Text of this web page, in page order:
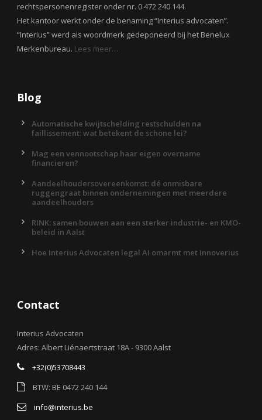
rechtspersonenregister onder nr. 0 472 240 144.
Het kantoor werkt onder de benaming “Interius advocaten”.
“Interius” werd als woordmerk gedeponeerd bij het Benelux
Merkenbureau. Lees meer…
Blog
Automatische kwijtschelding restschulden na
faillissement: wat betekent de schone lei?
Mag een vennootschap haar eigen overname
financieren?
Aandeelhoudersovereenkomst: dé onmisbare
ruggengraat binnen ondernemingen met meerdere
aandeelhouders
RINK: samen bouwen aan een sterker industrie- en KMO-
beleid in Aalst
Hoe Interius Advocaten legal AI omarmt met Innoverius
Contact
Interius Advocaten
Adres: Albert Liénaertstraat 18A - 9300 Aalst
+32(0)53708443
BTW: BE 0472 240 144
info@interius.be